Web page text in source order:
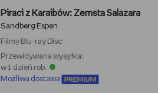
Piraci z Karaibów: Zemsta Salazara
Sandberg Espen
Filmy Blu-ray Disc
Przewidywana wysyłka:
w 1 dzień rob.
Możliwa dostawa